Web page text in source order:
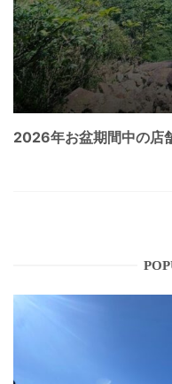
2026年お盆期間中の店